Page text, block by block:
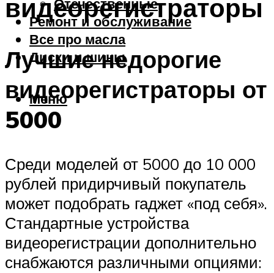
Отечественные
Ремонт и обслуживание
Все про масла
Диски и шины
Меню
видеорегистраторы
Лучшие недорогие
видеорегистраторы от
5000
Среди моделей от 5000 до 10 000
рублей придирчивый покупатель
может подобрать гаджет «под себя».
Стандартные устройства
видеорегистрации дополнительно
снабжаются различными опциями: